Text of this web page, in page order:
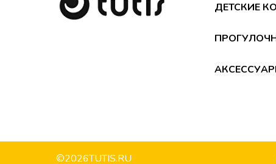
ДЕТСКИЕ
©2026TUTIS.RU